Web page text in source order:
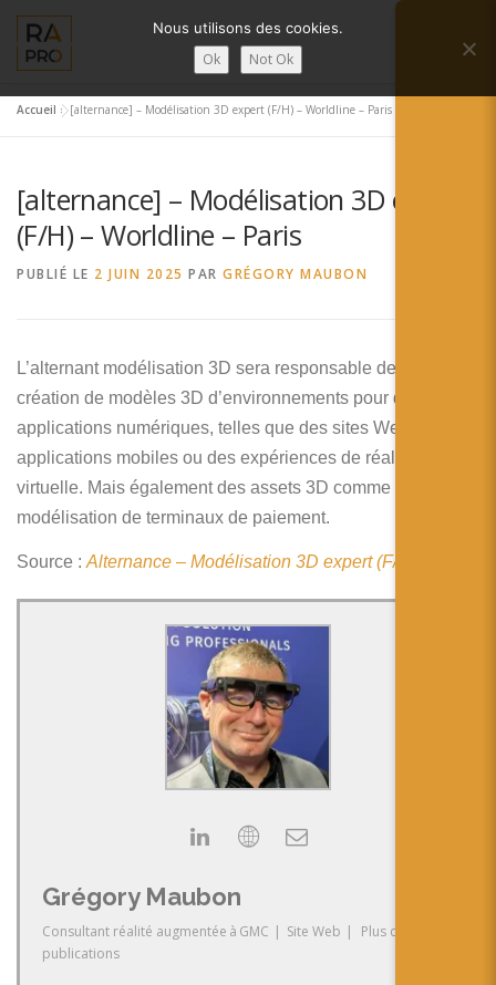
contenu
Menu
SERVICES RA’PRO ACTUALITÉ DE LA RA
Français
Deutsch
简体中文
Accueil »[alternance] – Modélisation 3D expert (F/H) – Worldline – Paris
[alternance] – Modélisation 3D expert
(F/H) – Worldline – Paris
PUBLIÉ LE 2 JUIN 2025 PAR GRÉGORY MAUBON
L’alternant modélisation 3D sera responsable de la
création de modèles 3D d’environnements pour des
applications numériques, telles que des sites Web, des
applications mobiles ou des expériences de réalité
virtuelle. Mais également des assets 3D comme de la
modélisation de terminaux de paiement.
Source : Alternance – Modélisation 3D expert (F/H)
Grégory Maubon
Consultant réalité augmentée à GMC | Site Web |
Plus de
publications
Nous utilisons des cookies.
Ok Not Ok